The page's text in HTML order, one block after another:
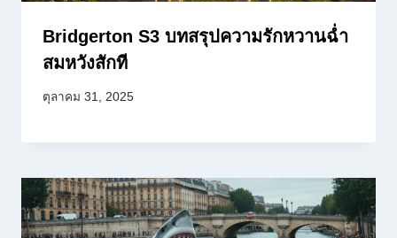
Bridgerton S3 บทสรุปความรักหวานฉ่ำ
สมหวังสักที
ตุลาคม 31, 2025